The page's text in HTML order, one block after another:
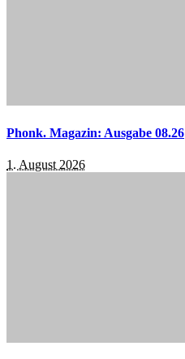
Phonk. Magazin: Ausgabe 08.26
1. August 2026